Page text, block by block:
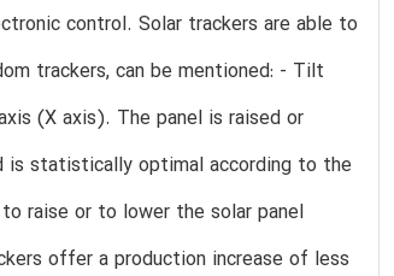
control. Solar trackers are able to
trackers, can be mentioned: - Tilt
(X axis). The panel is raised or
is statistically optimal according to the
raise or to lower the solar panel
offer a production increase of less